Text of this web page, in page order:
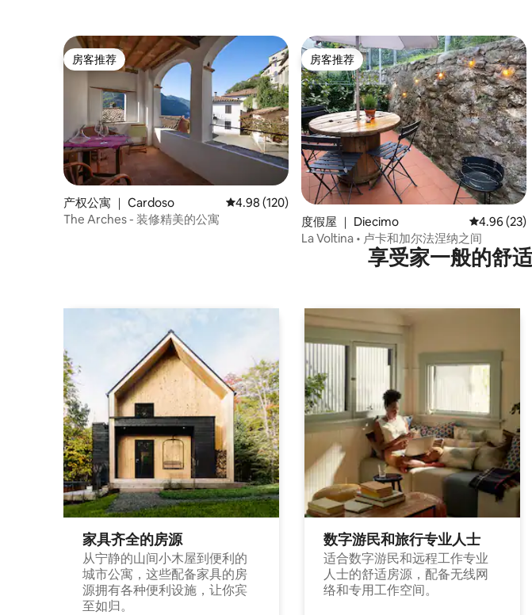
房客推荐
房客推荐
产权公寓 ｜ Cardoso 平均评分 4.98 分（满分 5 分），共 120 条评价
4.98 (120)
The Arches - 装修精美的公寓
房客推荐
房客推荐
度假屋 ｜ Diecimo 平均评分
4.96 (23)
La Voltina • 卢卡和加尔法涅纳之间
享受家一般的舒
家具齐全的房源
从宁静的山间小木屋到便利的
城市公寓，这些配备家具的房
源拥有各种便利设施，让你宾
至如归。
数字游民和旅行专业人士
适合数字游民和远程工作专业
人士的舒适房源，配备无线网
络和专用工作空间。